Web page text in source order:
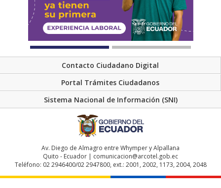
Contacto Ciudadano Digital
Portal Trámites Ciudadanos
Sistema Nacional de Información (SNI)
Av. Diego de Almagro entre Whymper y Alpallana
Quito - Ecuador | comunicacion@arcotel.gob.ec
Teléfono: 02 2946400/02 2947800, ext.: 2001, 2002, 1173, 2004, 2048